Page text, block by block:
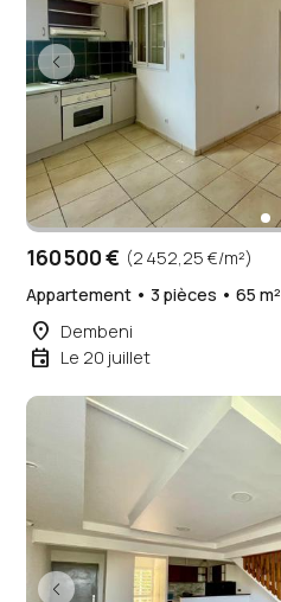
160 500 € (2 452,25 €/m²)
Appartement • 3 pièces • 65 m²
place Dembeni
event Le 20 juillet